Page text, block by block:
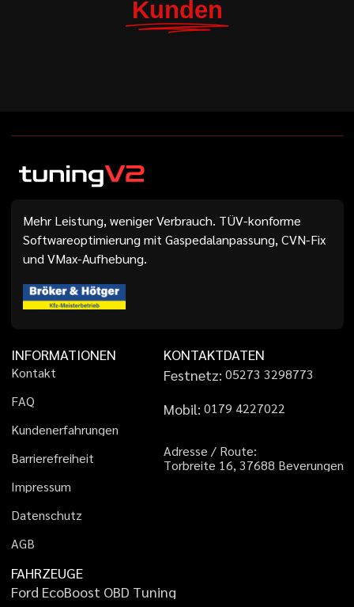
Kunden
Mehr Leistung, weniger Verbrauch. TÜV-konforme
Softwareoptimierung mit Gaspedalanpassung, CVN-Fix
und VMax-Aufhebung.
INFORMATIONEN
Kontakt
FAQ
Kundenerfahrungen
Barrierefreiheit
Impressum
Datenschutz
AGB
KONTAKTDATEN
Festnetz: 05273 3298773
Mobil: 01 79 4227022
Adresse / Route:
Torbreite 16, 37688 Beverungen
FAHRZEUGE
Ford EcoBoost OBD Tuning